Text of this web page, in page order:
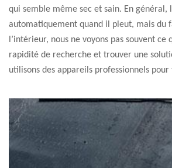
qui semble même sec et sain. En général,
automatiquement quand il pleut, mais du
l’intérieur, nous ne voyons pas souvent ce
rapidité de recherche et trouver une
utilisons des appareils professionnels